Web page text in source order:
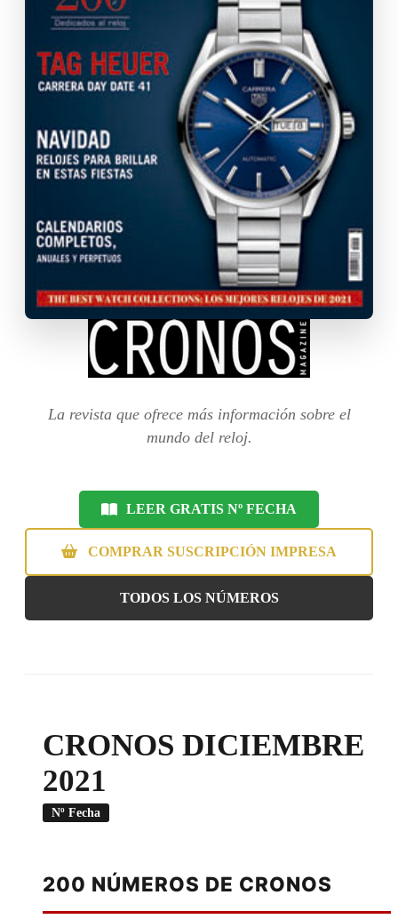
La revista que ofrece más información sobre el
mundo del reloj.
LEER GRATIS Nº FECHA
COMPRAR SUSCRIPCIÓN IMPRESA
TODOS LOS NÚMEROS
CRONOS DICIEMBRE
2021
Nº Fecha
200 NÚMEROS DE CRONOS